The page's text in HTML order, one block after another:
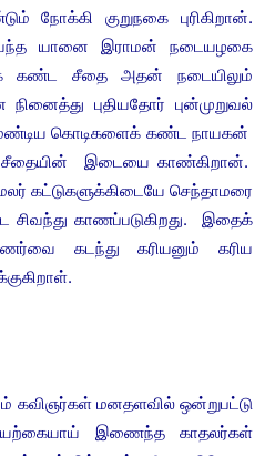
நோக்கி குறுநகை புரிகிறான்.
யானை இராமன் நடையழகை
கண்ட சீதை அதன் நடையிலும்
புதியதோர் புன்முறுவல்
கொடிகளைக் கண்ட நாயகன்
இடையை காண்கிறான்.
கட்டுகளுக்கிடையே செந்தாமரை
காணப்படுகிறது. இதைக்
கடந்து கரியனும் கரிய
மனதளவில் ஒன்றுபட்டு
இணைந்த காதலர்கள்